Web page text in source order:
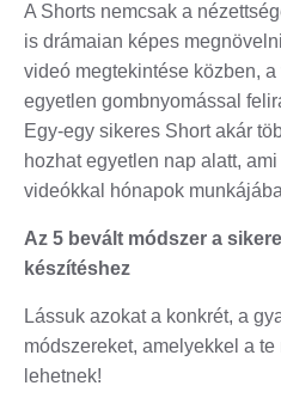
A Shorts nemcsak a
is drámaian képes
videó megtekintése közben,
egyetlen gombnyomással
Egy-egy sikeres Short akár
hozhat egyetlen nap alatt,
videókkal hónapok
Az 5 bevált módszer a
készítéshez
Lássuk azokat a konkrét, a
módszereket, amelyekkel a
lehetnek!